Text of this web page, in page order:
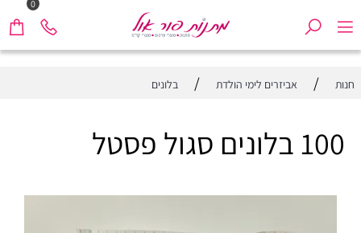
0
חנות / אביזרים לימי הולדת / בלונים
100 בלונים סגול פסטל